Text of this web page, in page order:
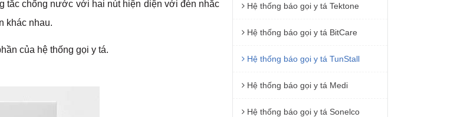
tắc chống nước với hai nút hiện diện với đèn nhắc
khác nhau.
của hệ thống gọi y tá.
Hệ thống báo gọi y tá Tektone
Hệ thống báo gọi y tá BitCare
Hệ thống báo gọi y tá TunStall
Hệ thống báo gọi y tá Medi
Hệ thống báo gọi y tá Sonelco